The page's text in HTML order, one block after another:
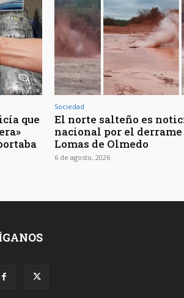
que
Sociedad
El norte salteño es
nacional por el derrame
Lomas de Olmedo
6 de agosto, 2026